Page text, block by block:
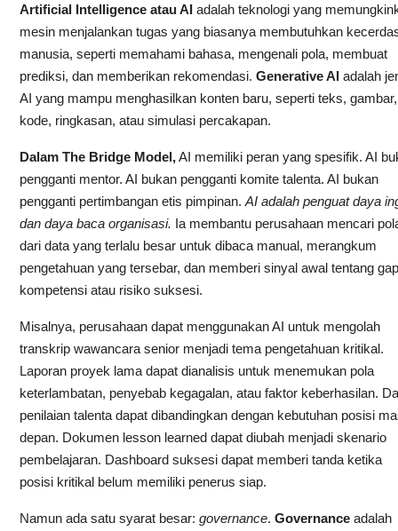
Artificial Intelligence atau AIadalah teknologi yang
mesin menjalankan tugas yang biasanya membutuhkan
manusia, seperti memahami bahasa, mengenali pola, membuat
prediksi, dan memberikan rekomendasi. Generative AIadalah
AI yang mampu menghasilkan konten baru, seperti teks, gambar,
kode, ringkasan, atau simulasi percakapan.
Dalam The Bridge Model,AI memiliki peran yang spesifik. AI
pengganti mentor. AI bukan pengganti komite talenta. AI bukan
pengganti pertimbangan etis pimpinan. AI adalah penguat daya
dan daya baca organisasi. Ia membantu perusahaan mencari
dari data yang terlalu besar untuk dibaca manual, merangkum
pengetahuan yang tersebar, dan memberi sinyal awal tentang gap
kompetensi atau risiko suksesi.
Misalnya, perusahaan dapat menggunakan AI untuk mengolah
transkrip wawancara senior menjadi tema pengetahuan kritikal.
Laporan proyek lama dapat dianalisis untuk menemukan pola
keterlambatan, penyebab kegagalan, atau faktor keberhasilan.
penilaian talenta dapat dibandingkan dengan kebutuhan posisi
depan. Dokumen lesson learned dapat diubah menjadi skenario
pembelajaran. Dashboard suksesi dapat memberi tanda ketika
posisi kritikal belum memiliki penerus siap.
Namun ada satu syarat besar: governance. Governance adalah